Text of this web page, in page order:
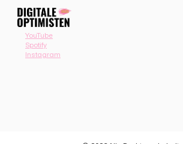
YouTube
Spotify
Instagram